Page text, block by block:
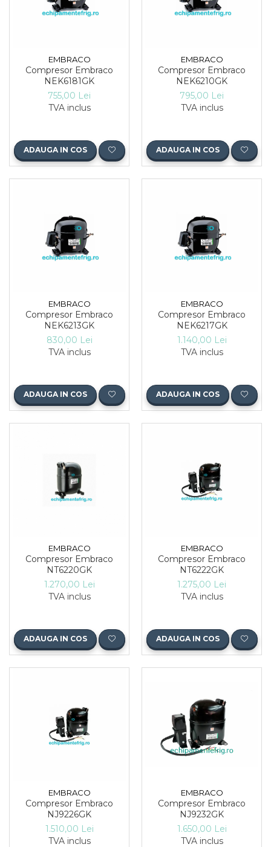
EMBRACO
Compresor Embraco
NEK6181GK
755,00 Lei
TVA inclus
ADAUGA IN COS
EMBRACO
Compresor Embraco
NEK6210GK
795,00 Lei
TVA inclus
ADAUGA IN COS
EMBRACO
Compresor Embraco
NEK6213GK
830,00 Lei
TVA inclus
ADAUGA IN COS
EMBRACO
Compresor Embraco
NEK6217GK
1.140,00 Lei
TVA inclus
ADAUGA IN COS
EMBRACO
Compresor Embraco
NT6220GK
1.270,00 Lei
TVA inclus
ADAUGA IN COS
EMBRACO
Compresor Embraco
NT6222GK
1.275,00 Lei
TVA inclus
ADAUGA IN COS
EMBRACO
Compresor Embraco
NJ9226GK
1.510,00 Lei
TVA inclus
EMBRACO
Compresor Embraco
NJ9232GK
1.650,00 Lei
TVA inclus